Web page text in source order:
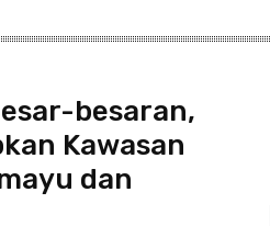
besaran,
Kawasan
dan